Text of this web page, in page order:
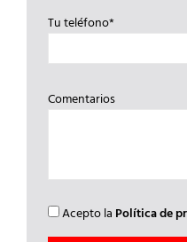
Tu teléfono*
Comentarios
Acepto la Política de